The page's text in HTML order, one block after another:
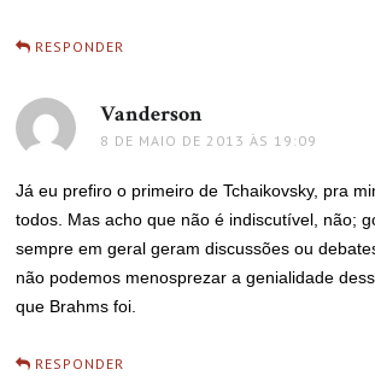
RESPONDER
Vanderson
8 DE MAIO DE 2013 ÀS 19:09
Já eu prefiro o primeiro de Tchaikovsky, pra
todos. Mas acho que não é indiscutível, não;
sempre em geral geram discussões ou
não podemos menosprezar a genialidade
que Brahms foi.
RESPONDER